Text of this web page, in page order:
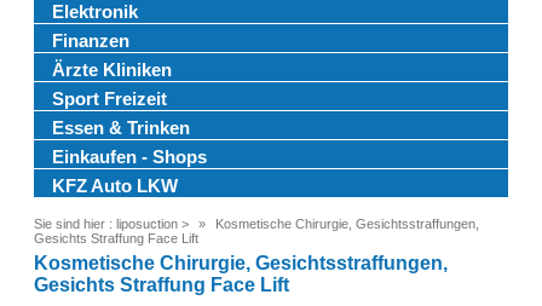
Elektronik
Finanzen
Ärzte Kliniken
Sport Freizeit
Essen & Trinken
Einkaufen - Shops
KFZ Auto LKW
Sie sind hier : liposuction >
Kosmetische Chirurgie, Gesichtsstraffungen,
Gesichts Straffung Face Lift
Kosmetische Chirurgie, Gesichtsstraffungen,
Gesichts Straffung Face Lift